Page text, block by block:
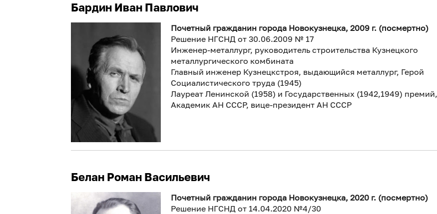
Бардин Иван Павлович
Почетный гражданин города Новокузнецка, 2009 г. (посмертно)
Решение НГСНД от 30.06.2009 № 17
Инженер-металлург, руководитель строительства Кузнецкого
металлургического комбината
Главный инженер Кузнецкстроя, выдающийся металлург, Герой
Социалистического труда (1945)
Лауреат Ленинской (1958) и Государственных (1942,1949) премий,
Академик АН СССР, вице-президент АН СССР
Белан Роман Васильевич
Почетный гражданин города Новокузнецка, 2020 г. (посмертно)
Решение НГСНД от 14.04.2020 №4/30